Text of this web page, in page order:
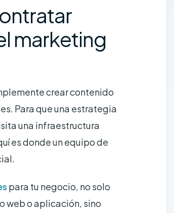
marketing
crear contenido
Para que una estrategia
una infraestructura
es donde un equipo de
para tu negocio, no solo
web o aplicación, sino